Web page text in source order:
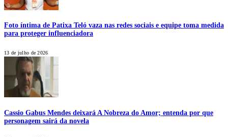
Foto íntima de Patixa Teló vaza nas redes sociais e equipe toma medida
para proteger influenciadora
13 de julho de 2026
Cassio Gabus Mendes deixará A Nobreza do Amor; entenda por que
personagem sairá da novela